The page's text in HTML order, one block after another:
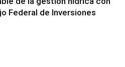
Federal de Inversiones